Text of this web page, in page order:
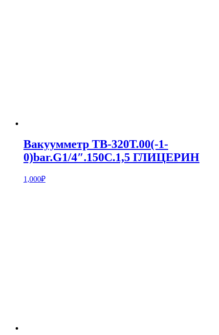
Вакуумметр ТВ-320Т.00(-1-
0)bar.G1/4″.150С.1,5 ГЛИЦЕРИН
1,000₽